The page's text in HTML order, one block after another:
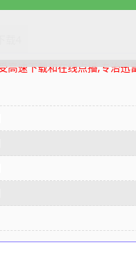
高速下载和在线点播,专治迅